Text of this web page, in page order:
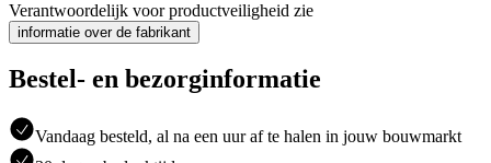
Verantwoordelijk voor productveiligheid zie
informatie over de fabrikant
Bestel- en bezorginformatie
Vandaag besteld, al na een uur af te halen in jouw bouwmarkt